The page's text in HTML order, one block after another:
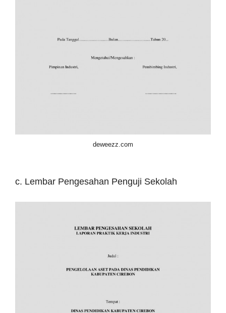
deweezz.com
c. Lembar Pengesahan Penguji Sekolah